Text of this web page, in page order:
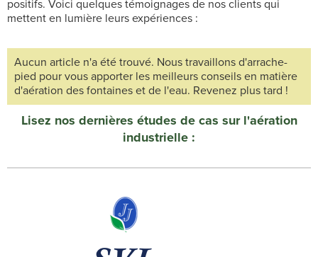
positifs. Voici quelques témoignages de nos clients qui
mettent en lumière leurs expériences :
Aucun article n'a été trouvé. Nous travaillons d'arrache-
pied pour vous apporter les meilleurs conseils en matière
d'aération des fontaines et de l'eau. Revenez plus tard !
Lisez nos dernières études de cas sur l'aération
industrielle :